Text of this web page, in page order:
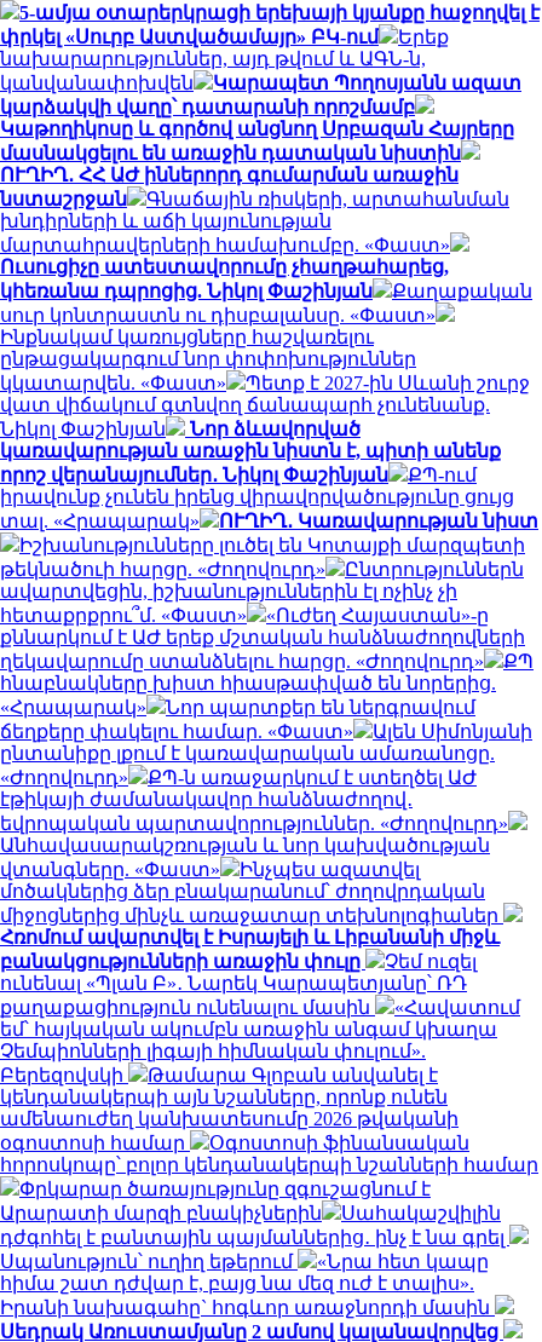
5-ամյա օտարերկրացի երեխայի կյանքը հաջողվել է
փրկել «Սուրբ Աստվածամայր» ԲԿ-ում
Երեք
նախարարություններ, այդ թվում և ԱԳՆ-ն,
կանվանափոխվեն
Կարապետ Պողոսյանն ազատ
կարձակվի վաղը՝ դատարանի որոշմամբ
Կաթողիկոսը և գործով անցնող Սրբազան Հայրերը
մասնակցելու են առաջին դատական նիստին
ՈՒՂԻՂ․ ՀՀ ԱԺ իններորդ գումարման առաջին
նստաշրջան
Գնաճային ռիսկերի, արտահանման
խնդիրների և աճի կայունության
մարտահրավերների համախումբը. «Փաստ»
Ուսուցիչը ատեստավորումը չհաղթահարեց,
կհեռանա դպրոցից. Նիկոլ Փաշինյան
Քաղաքական
սուր կոնտրաստն ու դիսբալանսը. «Փաստ»
Ինքնակամ կառույցները հաշվառելու
ընթացակարգում նոր փոփոխություններ
կկատարվեն. «Փաստ»
Պետք է 2027-ին Սևանի շուրջ
վատ վիճակում գտնվող ճանապարհ չունենանք.
Նիկոլ Փաշինյան
Նոր ձևավորված
կառավարության առաջին նիստն է, պիտի անենք
որոշ վերանայումներ․ Նիկոլ Փաշինյան
ՔՊ-ում
իրավունք չունեն իրենց վիրավորվածությունը ցույց
տալ. «Հրապարակ»
ՈՒՂԻՂ․ Կառավարության նիստ
Իշխանությունները լուծել են Կոտայքի մարզպետի
թեկնածուի հարցը. «Ժողովուրդ»
Ընտրություններն
ավարտվեցին, իշխանություններին էլ ոչինչ չի
հետաքրքրու՞մ. «Փաստ»
«Ուժեղ Հայաստան»-ը
քննարկում է ԱԺ երեք մշտական հանձնաժողովների
ղեկավարումը ստանձնելու հարցը. «Ժողովուրդ»
ՔՊ
հնաբնակները խիստ հիասթափված են նորերից.
«Հրապարակ»
Նոր պարտքեր են ներգրավում
ճեղքերը փակելու համար. «Փաստ»
Ալեն Սիմոնյանի
ընտանիքը լքում է կառավարական ամառանոցը.
«Ժողովուրդ»
ՔՊ-ն առաջարկում է ստեղծել ԱԺ
էթիկայի ժամանակավոր հանձնաժողով․
եվրոպական պարտավորություններ. «Ժողովուրդ»
Անհավասարակշռության և նոր կախվածության
վտանգները. «Փաստ»
Ինչպես ազատվել
մոծակներից ձեր բնակարանում՝ ժողովրդական
միջոցներից մինչև առաջատար տեխնոլոգիաներ
Հռոմում ավարտվել է Իսրայելի և Լիբանանի միջև
բանակցությունների առաջին փուլը
Չեմ ուզել
ունենալ «Պլան Բ»․ Նարեկ Կարապետյանը՝ ՌԴ
քաղաքացիություն ունենալու մասին
«Հավատում
եմ՝ հայկական ակումբն առաջին անգամ կխաղա
Չեմպիոնների լիգայի հիմնական փուլում».
Բերեզովսկի
Թամարա Գլոբան անվանել է
կենդանակերպի այն նշանները, որոնք ունեն
ամենաուժեղ կանխատեսումը 2026 թվականի
օգոստոսի համար
Օգոստոսի ֆինանսական
հորոսկոպը՝ բոլոր կենդանակերպի նշանների համար
Փրկարար ծառայությունը զգուշացնում է
Արարատի մարզի բնակիչներին
Սահակաշվիլին
դժգոհել է բանտային պայմաններից․ ինչ է նա գրել
Սպանություն՝ ուղիղ եթերում
«Նրա հետ կապը
հիմա շատ դժվար է, բայց նա մեզ ուժ է տալիս».
Իրանի նախագահը` հոգևոր առաջնորդի մասին
Սեդրակ Առուստամյանը 2 ամսով կալանավորվեց